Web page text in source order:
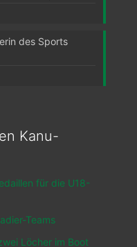
des Sports
Kanu-
für die U18-
Teams
Löcher im Boot